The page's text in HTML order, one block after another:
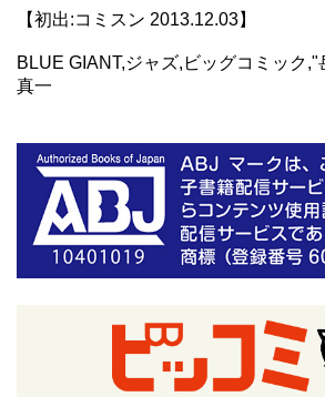
【初出:コミスン 2013.12.03】
BLUE GIANT,ジャズ,ビッグコミック
真一